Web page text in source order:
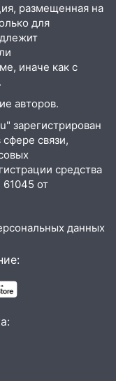
дом на
крышу с
бить по
не
ливни
похитил у
размещенная на
для
иначе как с
авторов.
зарегистрирован
связи,
средства
от
данных